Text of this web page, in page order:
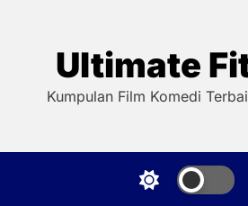
Ultimate
Kumpulan Film Komedi